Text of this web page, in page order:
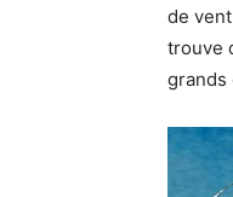
de
trouve
grands